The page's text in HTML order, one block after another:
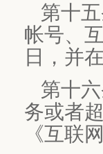
第十
帐号、
日，并
第十
务或者
《互联